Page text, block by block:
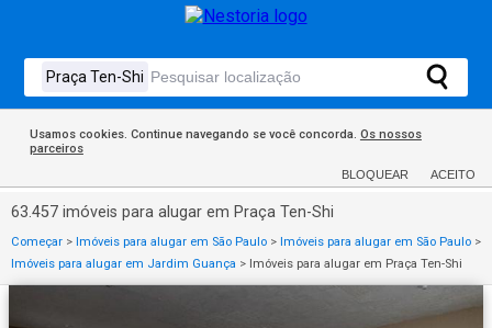
Usamos cookies. Continue navegando se você concorda. Os nossos
parceiros
BLOQUEAR ACEITO
63.457 imóveis para alugar em Praça Ten-Shi
Começar > Imóveis para alugar em São Paulo > Imóveis para alugar em São Paulo >
Imóveis para alugar em Jardim Guança > Imóveis para alugar em Praça Ten-Shi